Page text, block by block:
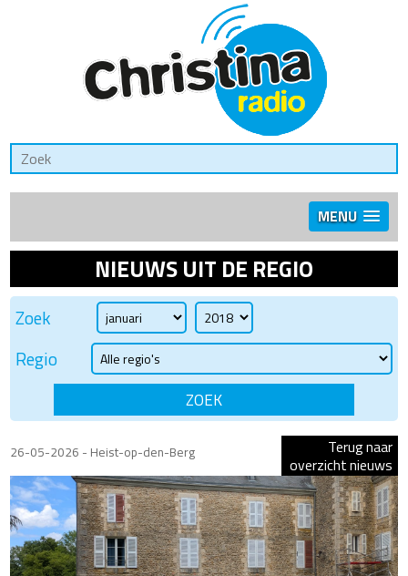
MENU
NIEUWS UIT DE REGIO
Zoek
Regio
26-05-2026 - Heist-op-den-Berg
Terug naar
overzicht nieuws